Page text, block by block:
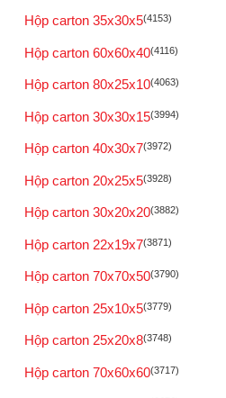
Hộp carton 35x30x5(4153)
Hộp carton 60x60x40(4116)
Hộp carton 80x25x10(4063)
Hộp carton 30x30x15(3994)
Hộp carton 40x30x7(3972)
Hộp carton 20x25x5(3928)
Hộp carton 30x20x20(3882)
Hộp carton 22x19x7(3871)
Hộp carton 70x70x50(3790)
Hộp carton 25x10x5(3779)
Hộp carton 25x20x8(3748)
Hộp carton 70x60x60(3717)